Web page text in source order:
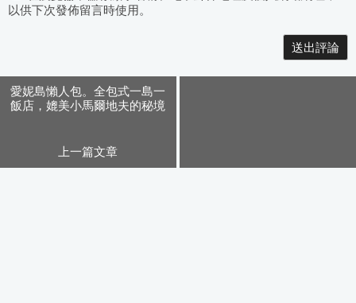
以供下次發佈留言時使用。
愛妮島懶人包。全包式一島一
飯店，媲美小馬爾地夫的秘境
上一篇文章